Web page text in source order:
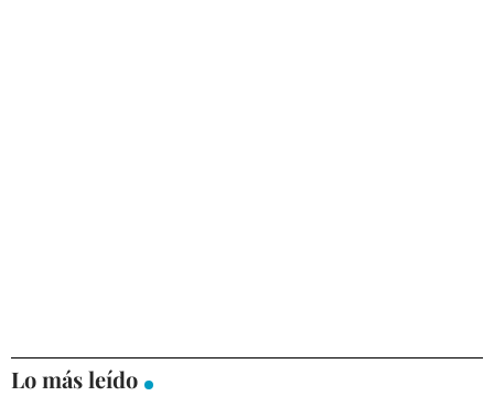
Lo más leído